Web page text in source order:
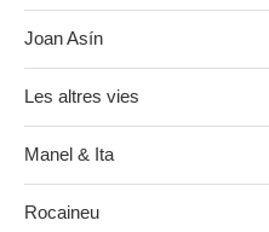
Joan Asín
Les altres vies
Manel & Ita
Rocaineu